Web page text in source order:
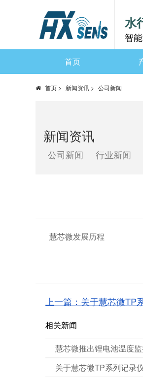
水
智
首页
首页 > 新闻资讯 > 公司新闻
新闻资讯
公司新闻 行业新闻
慧芯微发展历程
上一篇：关于慧芯微TP
相关新闻
慧芯微推出锂电池温度
关于慧芯微TP系列记录